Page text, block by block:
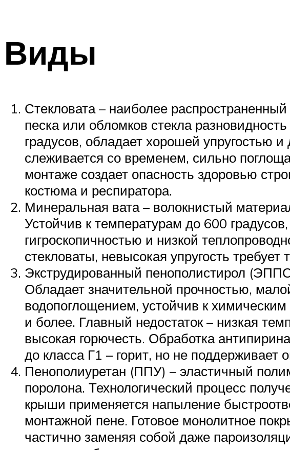
Виды
Стекловата – наиболее
песка или обломков стекла
градусов, обладает хорошей упругостью
слеживается со временем, сильно
монтаже создает опасность здоровью
костюма и респиратора.
Минеральная вата – волокнистый
Устойчив к температурам до 600
гигроскопичностью и низкой
стекловаты, невысокая упругость
Экструдированный пенополистирол
Обладает значительной прочностью,
водопоглощением, устойчив к
и более. Главный недостаток – низкая
высокая горючесть. Обработка
до класса Г1 – горит, но не поддерживает
Пенополиуретан (ППУ) – эластичный
поролона. Технологический процесс
крыши применяется напыление
монтажной пене. Готовое монолитное
частично заменяя собой даже